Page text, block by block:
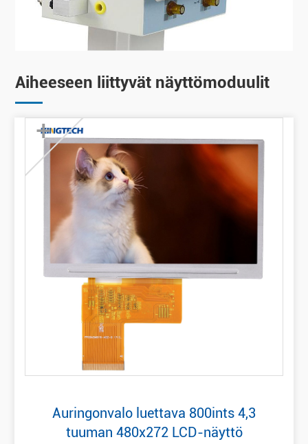
Aiheeseen liittyvät näyttömoduulit
+
Auringonvalo luettava 800ints 4,3
tuuman 480x272 LCD-näyttö